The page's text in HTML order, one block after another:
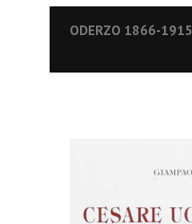
ODERZO 1866-1915